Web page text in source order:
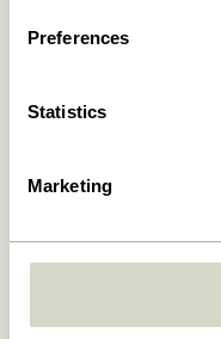
Preferences
Statistics
Marketing
8.099,00kr.